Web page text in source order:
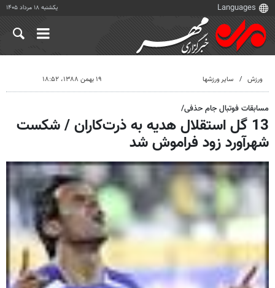
یکشنبه ۱۸ مرداد ۱۴۰۵
ورزش سایر ورزشها ۱۹ بهمن ۱۳۸۸، ۱۸:۵۲
مسابقات فوتبال جام حذفی/
13 گل استقلال هدیه به ذرت‌کاران / شکست
شهرآورد زود فراموش شد